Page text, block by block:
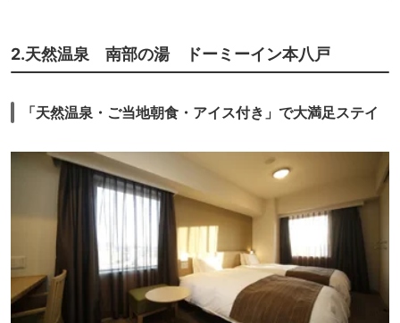
2.天然温泉 南部の湯 ドーミーイン本八戸
「天然温泉・ご当地朝食・アイス付き」で大満足ステイ